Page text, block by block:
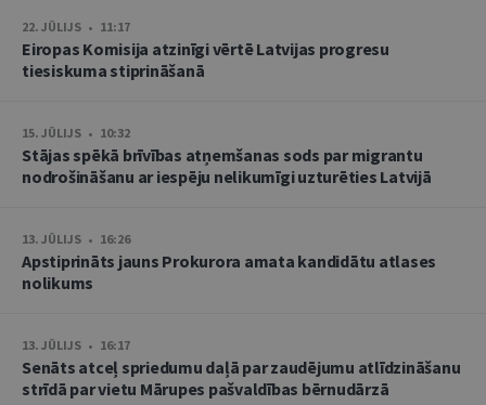
22. JŪLIJS • 11:17
Eiropas Komisija atzinīgi vērtē Latvijas progresu
tiesiskuma stiprināšanā
15. JŪLIJS • 10:32
Stājas spēkā brīvības atņemšanas sods par migrantu
nodrošināšanu ar iespēju nelikumīgi uzturēties Latvijā
13. JŪLIJS • 16:26
Apstiprināts jauns Prokurora amata kandidātu atlases
nolikums
13. JŪLIJS • 16:17
Senāts atceļ spriedumu daļā par zaudējumu atlīdzināšanu
strīdā par vietu Mārupes pašvaldības bērnudārzā